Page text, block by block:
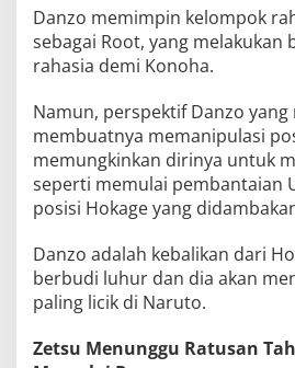
Danzo memimpin kelompok
sebagai Root, yang melakukan
rahasia demi Konoha.
Namun, perspektif Danzo
membuatnya memanipulasi
memungkinkan dirinya untuk
seperti memulai pembantaian
posisi Hokage yang
Danzo adalah kebalikan dari
berbudi luhur dan dia akan
paling licik di Naruto.
Zetsu Menunggu Ratusan